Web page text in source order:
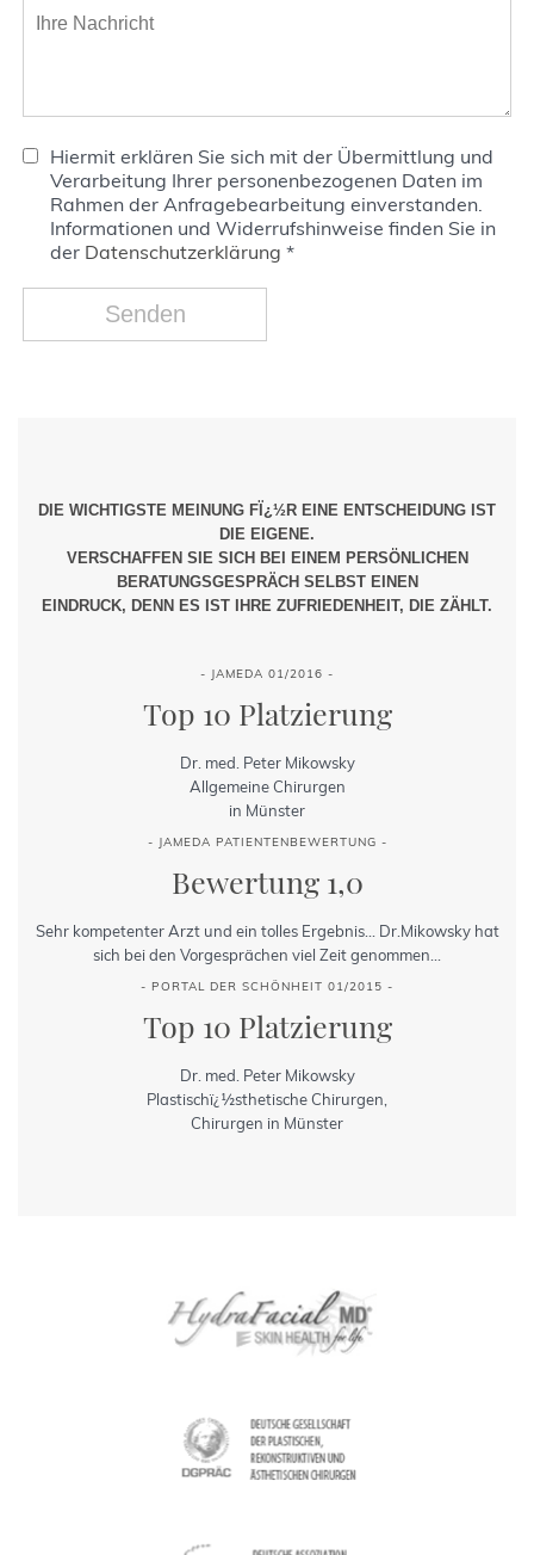
Hiermit erklären Sie sich mit der Übermittlung und
Verarbeitung Ihrer personenbezogenen Daten im
Rahmen der Anfragebearbeitung einverstanden.
Informationen und Widerrufshinweise finden Sie in
der Datenschutzerklärung *
DIE WICHTIGSTE MEINUNG FÏ¿½R EINE ENTSCHEIDUNG IST
DIE EIGENE.
VERSCHAFFEN SIE SICH BEI EINEM PERSÖNLICHEN
BERATUNGSGESPRÄCH SELBST EINEN
EINDRUCK, DENN ES IST IHRE ZUFRIEDENHEIT, DIE ZÄHLT.
- JAMEDA 01/2016 -
Top 10 Platzierung
Dr. med. Peter Mikowsky
Allgemeine Chirurgen
in Münster
- JAMEDA PATIENTENBEWERTUNG -
Bewertung 1,0
Sehr kompetenter Arzt und ein tolles Ergebnis... Dr.Mikowsky hat
sich bei den Vorgesprächen viel Zeit genommen...
- PORTAL DER SCHÖNHEIT 01/2015 -
Top 10 Platzierung
Dr. med. Peter Mikowsky
Plastischï¿½sthetische Chirurgen,
Chirurgen in Münster